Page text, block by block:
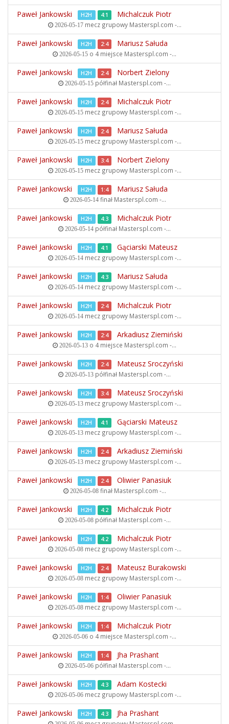
Paweł Jankowski H2H 4:1 Michalczuk Piotr
2026-05-17mecz grupowy Masterspl.com -...
Paweł Jankowski H2H 2:4 Mariusz Sałuda
2026-05-15 o 4 miejsce Masterspl.com -...
Paweł Jankowski H2H 2:4 Norbert Zielony
2026-05-15 półfinał Masterspl.com -...
Paweł Jankowski H2H 2:4 Michalczuk Piotr
2026-05-15mecz grupowy Masterspl.com -...
Paweł Jankowski H2H 2:4 Mariusz Sałuda
2026-05-15mecz grupowy Masterspl.com -...
Paweł Jankowski H2H 3:4 Norbert Zielony
2026-05-15mecz grupowy Masterspl.com -...
Paweł Jankowski H2H 1:4 Mariusz Sałuda
2026-05-14finał Masterspl.com -...
Paweł Jankowski H2H 4:3 Michalczuk Piotr
2026-05-14 półfinał Masterspl.com -...
Paweł Jankowski H2H 4:1 Gąciarski Mateusz
2026-05-14mecz grupowy Masterspl.com -...
Paweł Jankowski H2H 4:3 Mariusz Sałuda
2026-05-14mecz grupowy Masterspl.com -...
Paweł Jankowski H2H 2:4 Michalczuk Piotr
2026-05-14mecz grupowy Masterspl.com -...
Paweł Jankowski H2H 2:4 Arkadiusz Ziemiński
2026-05-13 o 4 miejsce Masterspl.com -...
Paweł Jankowski H2H 2:4 Mateusz Sroczyński
2026-05-13 półfinał Masterspl.com -...
Paweł Jankowski H2H 3:4 Mateusz Sroczyński
2026-05-13mecz grupowy Masterspl.com -...
Paweł Jankowski H2H 4:1 Gąciarski Mateusz
2026-05-13mecz grupowy Masterspl.com -...
Paweł Jankowski H2H 2:4 Arkadiusz Ziemiński
2026-05-13mecz grupowy Masterspl.com -...
Paweł Jankowski H2H 2:4 Oliwier Panasiuk
2026-05-08finał Masterspl.com -...
Paweł Jankowski H2H 4:2 Michalczuk Piotr
2026-05-08 półfinał Masterspl.com -...
Paweł Jankowski H2H 4:2 Michalczuk Piotr
2026-05-08mecz grupowy Masterspl.com -...
Paweł Jankowski H2H 2:4 Mateusz Burakowski
2026-05-08mecz grupowy Masterspl.com -...
Paweł Jankowski H2H 1:4 Oliwier Panasiuk
2026-05-08mecz grupowy Masterspl.com -...
Paweł Jankowski H2H 1:4 Michalczuk Piotr
2026-05-06 o 4 miejsce Masterspl.com -...
Paweł Jankowski H2H 1:4 Jha Prashant
2026-05-06 półfinał Masterspl.com -...
Paweł Jankowski H2H 4:3 Adam Kostecki
2026-05-06mecz grupowy Masterspl.com -...
Paweł Jankowski H2H 4:3 Jha Prashant